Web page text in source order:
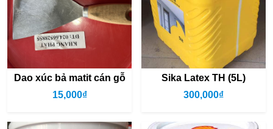
Dao xúc bả matit cán gỗ
15,000₫
Sika Latex TH (5L)
300,000₫